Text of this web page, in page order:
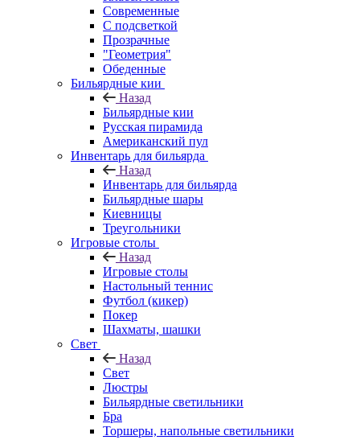
Современные
С подсветкой
Прозрачные
"Геометрия"
Обеденные
Бильярдные кии
Назад
Бильярдные кии
Русская пирамида
Американский пул
Инвентарь для бильярда
Назад
Инвентарь для бильярда
Бильярдные шары
Киевницы
Треугольники
Игровые столы
Назад
Игровые столы
Настольный теннис
Футбол (кикер)
Покер
Шахматы, шашки
Свет
Назад
Свет
Люстры
Бильярдные светильники
Бра
Торшеры, напольные светильники